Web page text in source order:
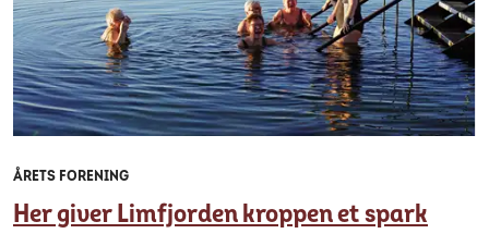
ÅRETS FORENING
Her giver Limfjorden kroppen et spark